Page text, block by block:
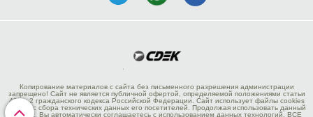
Копирование материалов с сайта без письменного разрешения администрации
запрещено! Сайт не является публичной офертой, определяемой положениями статьи
437 ч.2 гражданского кодекса Российской Федерации. Сайт использует файлы cookies
и сервис сбора технических данных его посетителей. Продолжая использовать данный
ресурс, Вы автоматически соглашаетесь с использованием данных технологий. ВСЕ